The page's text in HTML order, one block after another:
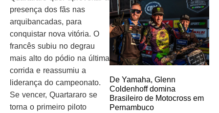
presença dos fãs nas
arquibancadas, para
conquistar nova vitória. O
francês subiu no degrau
mais alto do pódio na última
corrida e reassumiu a
liderança do campeonato.
Se vencer, Quartararo se
torna o primeiro piloto
De Yamaha, Glenn
Coldenhoff domina
Brasileiro de Motocross em
Pernambuco